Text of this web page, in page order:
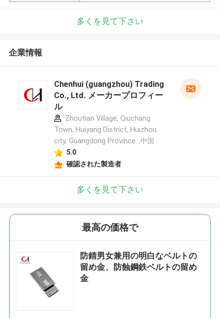
多くを見て下さい
企業情報
Chenhui (guangzhou) Trading
Co., Ltd. メーカープロフィー
ル
Zhoutian Village, Qiuchang
Town, Huiyang District, Huizhou
city, Guangdong Province. ,中国
5.0
確認された製造者
多くを見て下さい
最高の価格で
防錆男女兼用の明白なベルトの
留め金、防蝕鋼鉄ベルトの留め
金